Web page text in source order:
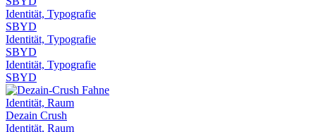
Identität, Typografie
SBYD
Identität, Typografie
SBYD
Identität, Typografie
SBYD
Identität, Raum
Dezain Crush
Identität, Raum